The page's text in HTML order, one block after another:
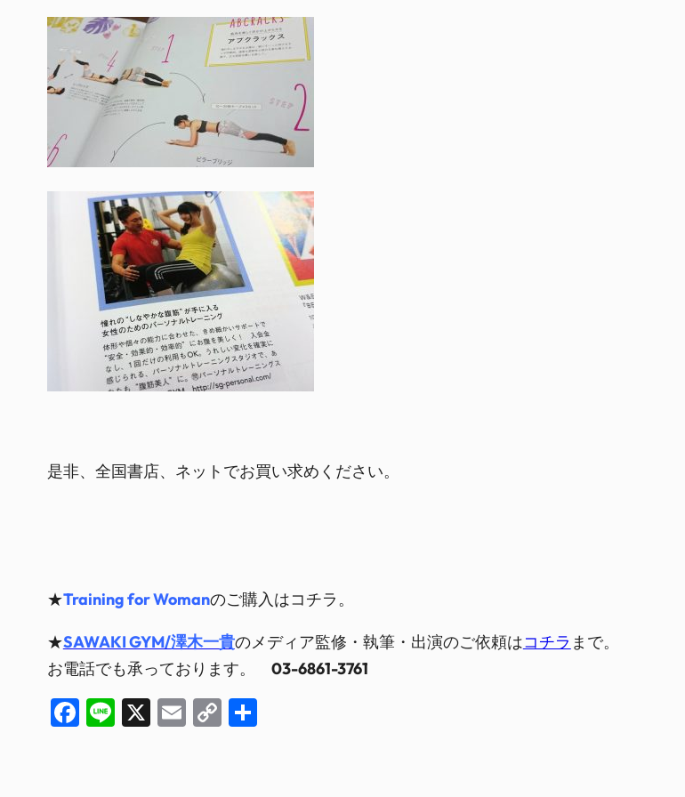
是非、全国書店、ネットでお買い求めください。
★Training for Womanのご購入はコチラ。
★SAWAKI GYM/澤木一貴のメディア監修・執筆・出演のご依頼はコチラ まで。
お電話でも承っております。 03-6861-3761
Facebook
Line
X Email
Copy
共